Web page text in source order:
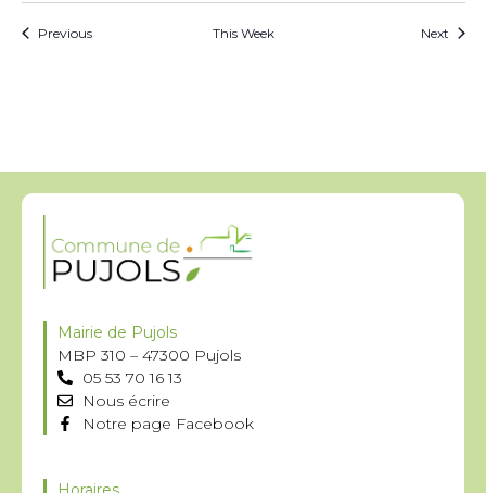
Previous This Week Next
Mairie de Pujols
MBP 310 – 47300 Pujols
05 53 70 16 13
Nous écrire
Notre page Facebook